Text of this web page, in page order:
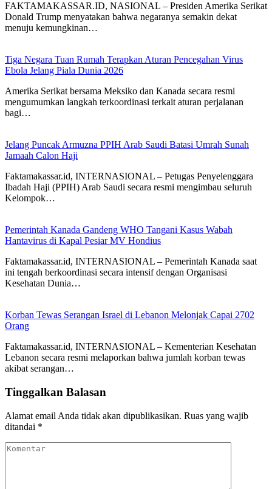
FAKTAMAKASSAR.ID, NASIONAL – Presiden Amerika Serikat
Donald Trump menyatakan bahwa negaranya semakin dekat
menuju kemungkinan…
Tiga Negara Tuan Rumah Terapkan Aturan Pencegahan Virus
Ebola Jelang Piala Dunia 2026
Amerika Serikat bersama Meksiko dan Kanada secara resmi
mengumumkan langkah terkoordinasi terkait aturan perjalanan
bagi…
Jelang Puncak Armuzna PPIH Arab Saudi Batasi Umrah Sunah
Jamaah Calon Haji
Faktamakassar.id, INTERNASIONAL – Petugas Penyelenggara
Ibadah Haji (PPIH) Arab Saudi secara resmi mengimbau seluruh
Kelompok…
Pemerintah Kanada Gandeng WHO Tangani Kasus Wabah
Hantavirus di Kapal Pesiar MV Hondius
Faktamakassar.id, INTERNASIONAL – Pemerintah Kanada saat
ini tengah berkoordinasi secara intensif dengan Organisasi
Kesehatan Dunia…
Korban Tewas Serangan Israel di Lebanon Melonjak Capai 2702
Orang
Faktamakassar.id, INTERNASIONAL – Kementerian Kesehatan
Lebanon secara resmi melaporkan bahwa jumlah korban tewas
akibat serangan…
Tinggalkan Balasan
Alamat email Anda tidak akan dipublikasikan. Ruas yang wajib
ditandai *